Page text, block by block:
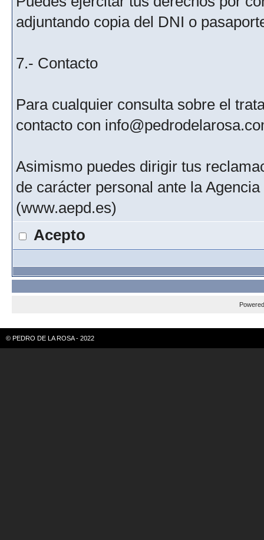
adjuntando copia del DNI o
7.- Contacto
Para cualquier consulta sobre el
contacto con
Asimismo puedes dirigir tus
de carácter personal ante la
(www.aepd.es)
Acepto
© PEDRO DE LA ROSA - 2022